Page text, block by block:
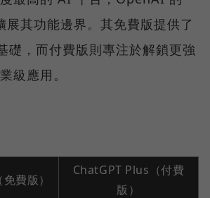
展其功能邊界。其免費版提供了
礎，而付費版則專注於解鎖更強
級應用。
費版）
ChatGPT Plus（付費
版）